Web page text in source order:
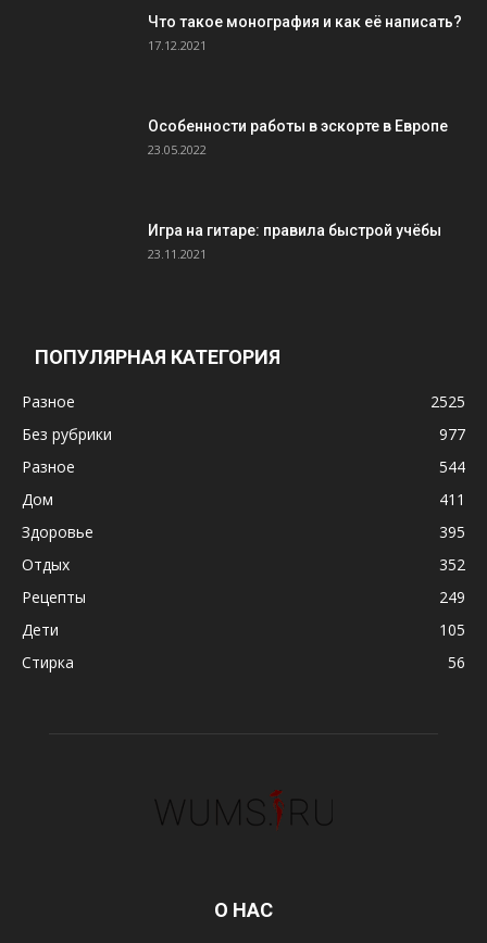
Что такое монография и как её написать?
17.12.2021
Особенности работы в эскорте в Европе
23.05.2022
Игра на гитаре: правила быстрой учёбы
23.11.2021
ПОПУЛЯРНАЯ КАТЕГОРИЯ
Разное
2525
Без рубрики
977
Разное
544
Дом
411
Здоровье
395
Отдых
352
Рецепты
249
Дети
105
Стирка
56
О НАС